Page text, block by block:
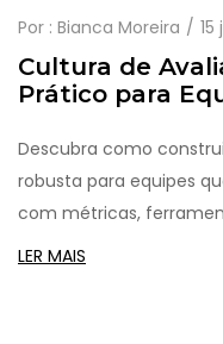
Por : Bianca Moreira
Cultura de
Prático para
Descubra como
robusta para equipes
com métricas,
estratégias para mitigar
LER MAIS